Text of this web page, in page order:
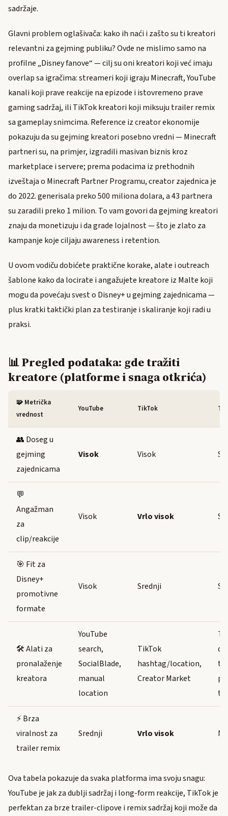
sadržaje.
Glavni problem oglašivača: kako ih naći i zašto su ti kreatori
relevantni za gejming publiku? Ovde ne mislimo samo na
profilne „Disney fanove“ — cilj su oni kreatori koji već imaju
overlap sa igračima: streameri koji igraju Minecraft, YouTube
kanali koji prave reakcije na epizode i istovremeno prave
gaming sadržaj, ili TikTok kreatori koji miksuju trailer remix
sa gameplay snimcima. Reference iz creator ekonomije
pokazuju da su gejming kreatori posebno vredni — Minecraft
partneri su, na primjer, izgradili masivan biznis kroz
marketplace i servere; prema podacima iz prethodnih
izveštaja o Minecraft Partner Programu, creator zajednica je
do 2022. generisala preko 500 miliona dolara, a 43 partnera
su zaradili preko 1 milion. To vam govori da gejming kreatori
znaju da monetizuju i da grade lojalnost — što je zlato za
kampanje koje ciljaju awareness i retention.
U ovom vodiču dobićete praktične korake, alate i outreach
šablone kako da locirate i angažujete kreatore iz Malte koji
mogu da povećaju svest o Disney+ u gejming zajednicama —
plus kratki taktički plan za testiranje i skaliranje koji radi u
praksi.
📊 Pregled podataka: gde tražiti
kreatore (platforme i snaga otkrića)
🧩 Metrička
vrednost
YouTube TikTok
👥 Doseg u
gejming
zajednicama
Visok Visok
💬
Angažman
za
clip/reakcije
Visok Vrlo visok
🎯 Fit za
Disney+
promotivne
formate
Visok Srednji
🛠️ Alati za
pronalaženje
kreatora
YouTube
search,
SocialBlade,
manual
location
TikTok
hashtag/location,
Creator Market
⚡ Brza
viralnost za
trailer remix
Srednji Vrlo visok
Ova tabela pokazuje da svaka platforma ima svoju snagu:
YouTube je jak za dublji sadržaj i long-form reakcije, TikTok je
perfektan za brze trailer-clipove i remix sadržaj koji može da